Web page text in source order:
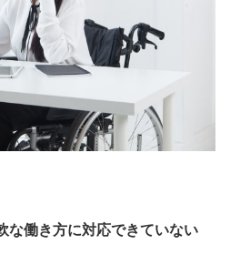
な働き方に対応できていない